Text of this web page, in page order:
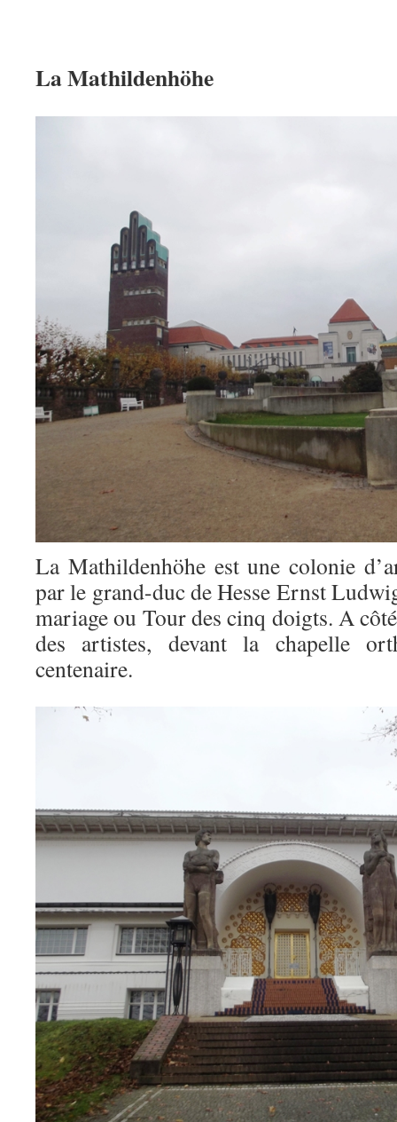
La Mathildenhöhe
La Mathildenhöhe est une colonie
par le grand-duc de Hesse Ernst
mariage ou Tour des cinq doigts. A
des artistes, devant la chapelle
centenaire.